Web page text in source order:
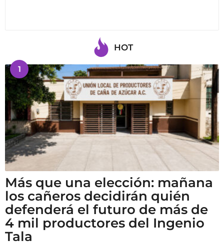
HOT
1
Más que una elección: mañana
los cañeros decidirán quién
defenderá el futuro de más de
4 mil productores del Ingenio
Tala